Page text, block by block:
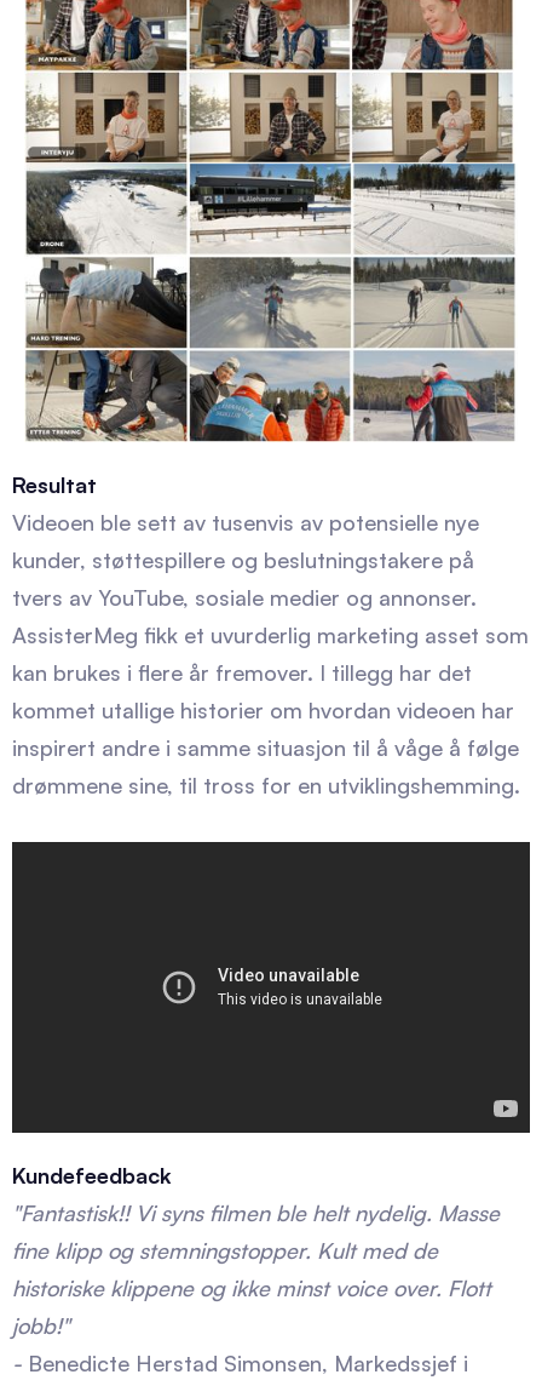
Resultat
Videoen ble sett av tusenvis av potensielle nye
kunder, støttespillere og beslutningstakere på
tvers av YouTube, sosiale medier og annonser.
AssisterMeg fikk et uvurderlig marketing asset som
kan brukes i flere år fremover. I tillegg har det
kommet utallige historier om hvordan videoen har
inspirert andre i samme situasjon til å våge å følge
drømmene sine, til tross for en utviklingshemming.
Kundefeedback
"Fantastisk!! Vi syns filmen ble helt nydelig. Masse
fine klipp og stemningstopper. Kult med de
historiske klippene og ikke minst voice over. Flott
jobb!"
- Benedicte Herstad Simonsen, Markedssjef i